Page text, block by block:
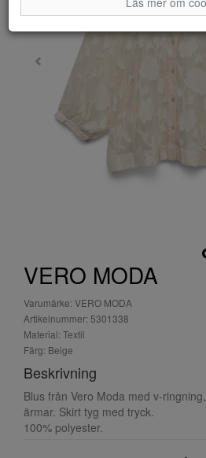
VERO MODA
Varumärke: VERO MODA
Artikelnummer: 5301338
Material: Textil
Färg: Beige
Beskrivning
Blus från Vero Moda med v-
ärmar. Skirt tyg med tryck.
100% polyester.